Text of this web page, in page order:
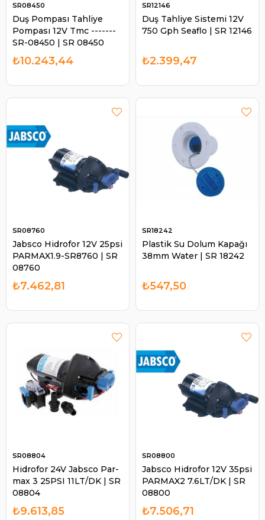
Duş Pompası Tahliye
Pompası 12V Tmc -------
SR-08450 | SR 08450
SR08450
₺10.243,44
Duş Tahliye Sistemi 12V
750 Gph Seaflo | SR 12146
SR12146
₺2.399,47
Jabsco Hidrofor 12V 25psi
PARMAX1.9-SR8760 | SR
08760
SR08760
₺7.462,81
Plastik Su Dolum Kapağı
38mm Water | SR 18242
SR18242
₺547,50
Hidrofor 24V Jabsco Par-
max 3 25PSI 11LT/DK | SR
08804
SR08804
₺9.613,85
Jabsco Hidrofor 12V 35psi
PARMAX2 7.6LT/DK | SR
08800
SR08800
₺7.506,71